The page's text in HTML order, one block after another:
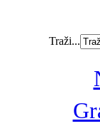
Traži...